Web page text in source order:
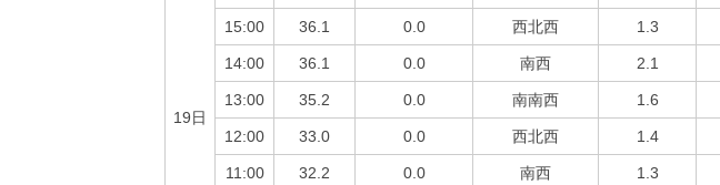
19日
15:00 36.1 0.0 西北西 1.3
14:00 36.1 0.0 南西 2.1
13:00 35.2 0.0 南南西 1.6
12:00 33.0 0.0 西北西 1.4
11:00 32.2 0.0 南西 1.3